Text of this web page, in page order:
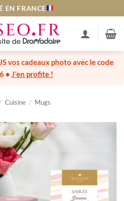
EN FRANCE
vos cadeaux photo avec le code
• J'en profite !
Cuisine / Mugs